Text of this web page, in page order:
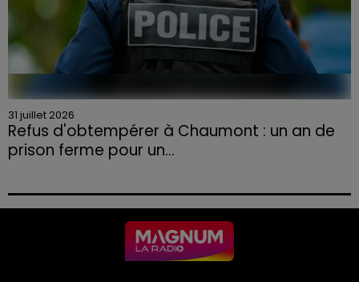
31 juillet 2026
Refus d'obtempérer à Chaumont : un an de
prison ferme pour un...
permis et la confiscation de son véhicule.